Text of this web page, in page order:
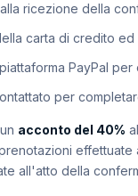
ricezione della
carta di credito
PayPal
per
acconto del 40%
effettuate
all'atto della